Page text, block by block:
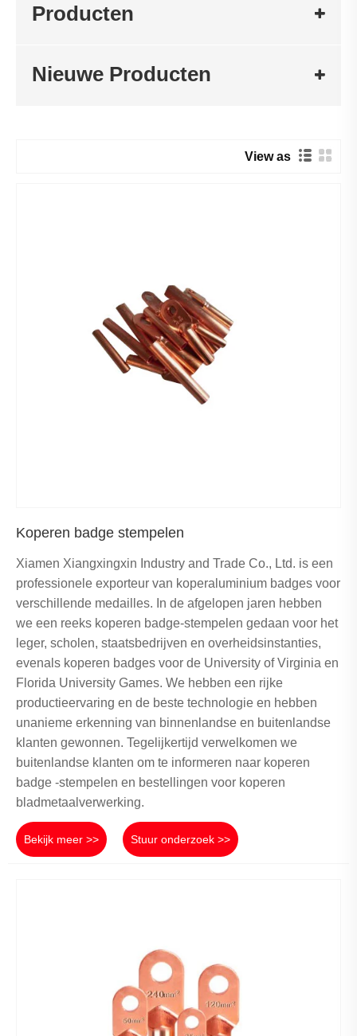
Producten
Nieuwe Producten
View as
Koperen badge stempelen
Xiamen Xiangxingxin Industry and Trade Co., Ltd. is een
professionele exporteur van koperaluminium badges voor
verschillende medailles. In de afgelopen jaren hebben
we een reeks koperen badge-stempelen gedaan voor het
leger, scholen, staatsbedrijven en overheidsinstanties,
evenals koperen badges voor de University of Virginia en
Florida University Games. We hebben een rijke
productieervaring en de beste technologie en hebben
unanieme erkenning van binnenlandse en buitenlandse
klanten gewonnen. Tegelijkertijd verwelkomen we
buitenlandse klanten om te informeren naar koperen
badge -stempelen en bestellingen voor koperen
bladmetaalverwerking.
Bekijk meer >> Stuur onderzoek >>